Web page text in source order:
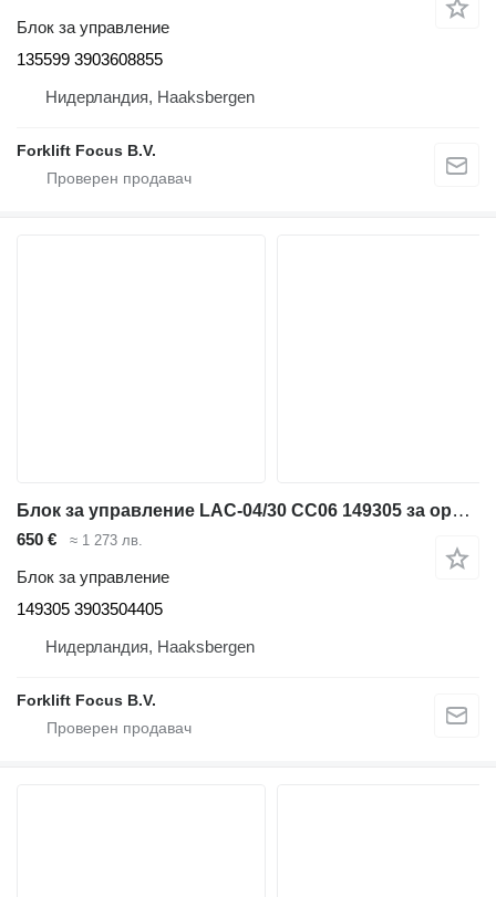
Блок за управление
135599 3903608855
Нидерландия, Haaksbergen
Forklift Focus B.V.
Блок за управление LAC-04/30 CC06 149305 за ордер пикър Still OPX20
650 € ≈ 1 273 лв.
Блок за управление
149305 3903504405
Нидерландия, Haaksbergen
Forklift Focus B.V.